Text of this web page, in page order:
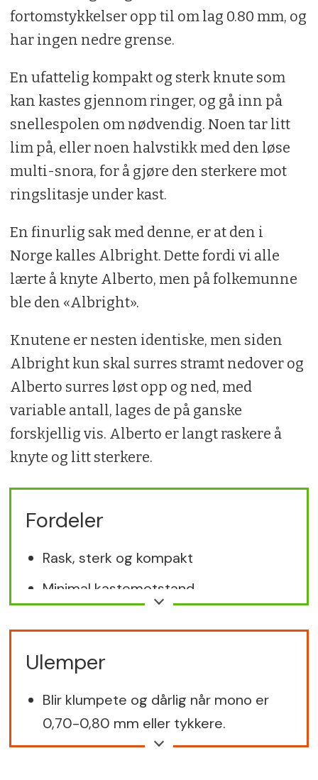
fortomstykkelser opp til om lag 0.80 mm, og
har ingen nedre grense.
En ufattelig kompakt og sterk knute som
kan kastes gjennom ringer, og gå inn på
snellespolen om nødvendig. Noen tar litt
lim på, eller noen halvstikk med den løse
multi-snora, for å gjøre den sterkere mot
ringslitasje under kast.
En finurlig sak med denne, er at den i
Norge kalles Albright. Dette fordi vi alle
lærte å knyte Alberto, men på folkemunne
ble den «Albright».
Knutene er nesten identiske, men siden
Albright kun skal surres stramt nedover og
Alberto surres løst opp og ned, med
variable antall, lages de på ganske
forskjellig vis. Alberto er langt raskere å
knyte og litt sterkere.
Fordeler
Rask, sterk og kompakt
Minimal kastemotstand
Ulemper
Blir klumpete og dårlig når mono er
0,70-0,80 mm eller tykkere.